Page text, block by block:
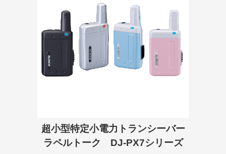
超小型特定小電力トランシーバー
ラペルトーク DJ-PX7シリーズ